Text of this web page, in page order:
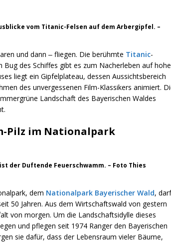
vom Titanic-Felsen auf dem Arbergipfel. –
und dann ‒ fliegen. Die berühmte Titanic-
Bug des Schiffes gibt es zum Nacherleben auf
liegt ein Gipfelplateau, dessen Aussichtsbereich
des unvergessenen Film-Klassikers animiert.
Landschaft des Bayerischen Waldes
Pilz im Nationalpark
der Duftende Feuerschwamm. – Foto Thies
dem Nationalpark Bayerischer Wald, darf
50 Jahren. Aus dem Wirtschaftswald von gestern
von morgen. Um die Landschaftsidylle dieses
und pflegen seit 1974 Ranger den Bayerischen
sie dafür, dass der Lebensraum vieler Bäume,